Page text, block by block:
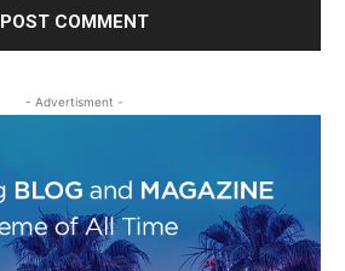
- Advertisment -